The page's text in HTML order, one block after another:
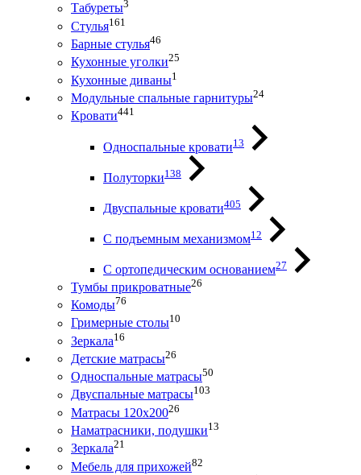
Табуреты3
Стулья161
Барные стулья46
Кухонные уголки25
Кухонные диваны1
Модульные спальные гарнитуры24
Кровати441
Односпальные кровати13
Полуторки138
Двуспальные кровати405
С подъемным механизмом12
С ортопедическим основанием27
Тумбы прикроватные26
Комоды76
Гримерные столы10
Зеркала16
Детские матрасы26
Односпальные матрасы50
Двуспальные матрасы103
Матрасы 120х20026
Наматрасники, подушки13
Зеркала21
Мебель для прихожей82